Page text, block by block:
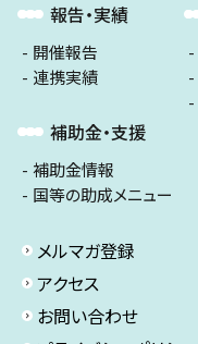
報告・実績
開催報告
連携実績
補助金・支援
補助金情報
国等の助成メニュー
メルマガ登録
アクセス
お問い合わせ